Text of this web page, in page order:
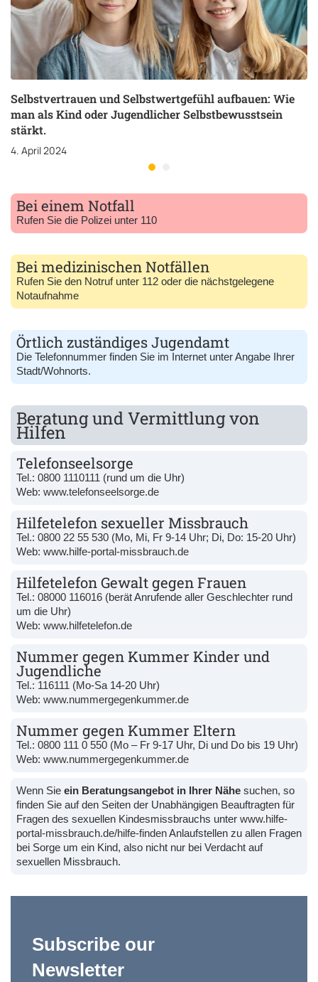
Selbstvertrauen und Selbstwertgefühl aufbauen: Wie
man als Kind oder Jugendlicher Selbstbewusstsein
stärkt.
4. April 2024
Bei einem Notfall
Rufen Sie die Polizei unter 110
Bei medizinischen Notfällen
Rufen Sie den Notruf unter 112 oder die nächstgelegene
Notaufnahme
Örtlich zuständiges Jugendamt
Die Telefonnummer finden Sie im Internet unter Angabe Ihrer
Stadt/Wohnorts.
Beratung und Vermittlung von
Hilfen
Telefonseelsorge
Tel.: 0800 1110111 (rund um die Uhr)
Web: www.telefonseelsorge.de
Hilfetelefon sexueller Missbrauch
Tel.: 0800 22 55 530 (Mo, Mi, Fr 9-14 Uhr; Di, Do: 15-20 Uhr)
Web: www.hilfe-portal-missbrauch.de
Hilfetelefon Gewalt gegen Frauen
Tel.: 08000 116016 (berät Anrufende aller Geschlechter rund
um die Uhr)
Web: www.hilfetelefon.de
Nummer gegen Kummer Kinder und
Jugendliche
Tel.: 116111 (Mo-Sa 14-20 Uhr)
Web: www.nummergegenkummer.de
Nummer gegen Kummer Eltern
Tel.: 0800 111 0 550 (Mo – Fr 9-17 Uhr, Di und Do bis 19 Uhr)
Web: www.nummergegenkummer.de
Wenn Sie ein Beratungsangebot in Ihrer Nähe suchen, so
finden Sie auf den Seiten der Unabhängigen Beauftragten für
Fragen des sexuellen Kindesmissbrauchs unter www.hilfe-
portal-missbrauch.de/hilfe-findenAnlaufstellen zu allen Fragen
bei Sorge um ein Kind, also nicht nur bei Verdacht auf
sexuellen Missbrauch.
Subscribe our
Newsletter